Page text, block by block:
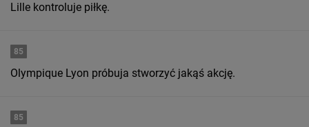
Lille kontroluje piłkę.
85
Olympique Lyon próbuja stworzyć jakąś akcję.
85